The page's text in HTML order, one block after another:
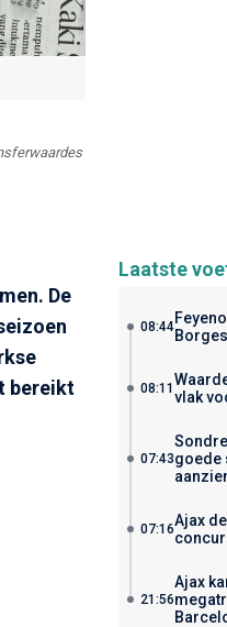
De
bereikt
Laatste
08:44
08:11 vlak
07:43goede
07:16Ajax
21:56
Ajax